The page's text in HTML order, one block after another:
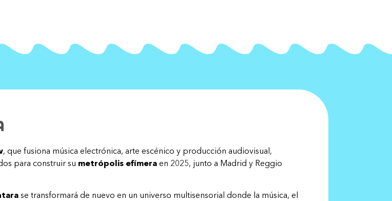
, que fusiona música electrónica, arte escénico y producción audiovisual,
para construir su metrópolis efímera en 2025, junto a Madrid y Reggio
se transformará de nuevo en un universo multisensorial donde la música, el